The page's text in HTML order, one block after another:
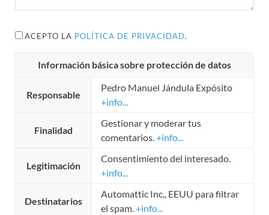
ACEPTO LA POLÍTICA DE PRIVACIDAD.
Información básica sobre protección de datos
Responsable
Pedro Manuel Jándula Expósito
+info...
Finalidad
Gestionar y moderar tus
comentarios.+info...
Legitimación
Consentimiento del interesado.
+info...
Destinatarios
Automattic Inc., EEUU para filtrar
el spam.+info...